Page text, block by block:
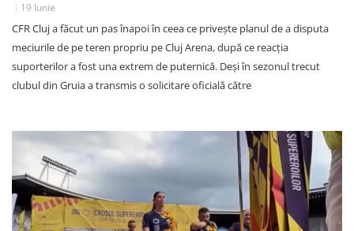
19 Iunie
CFR Cluj a făcut un pas înapoi în ceea ce privește planul de a disputa
meciurile de pe teren propriu pe Cluj Arena, după ce reacția
suporterilor a fost una extrem de puternică. Deși în sezonul trecut
clubul din Gruia a transmis o solicitare oficială către